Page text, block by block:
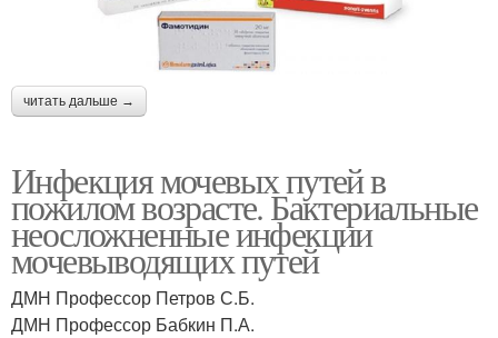
читать дальше →
Инфекция мочевых путей в
пожилом возрасте. Бактериальные
неосложненные инфекции
мочевыводящих путей
ДМН Профессор Петров С.Б.
ДМН Профессор Бабкин П.А.